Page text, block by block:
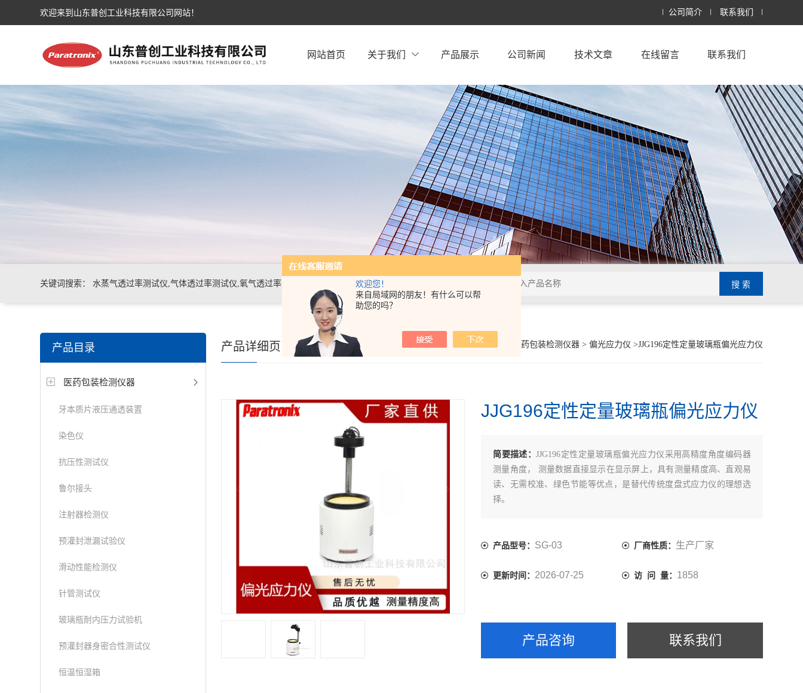
欢迎您！
来自局域网的朋友！有什么可以帮
助您的吗？
欢迎来到山东普创工业科技有限公司网站！ 公司简介 联系我们
网站首页 关于我们 产品展示 公司新闻 技术文章 在线留言 联系我们
关键词搜索： 水蒸气透过率测试仪,气体透过率测试仪,氧气透过率测试仪,接骨螺钉性能测试仪，导
管导丝滑动性能测试仪，密封仪，微泄漏密封测试仪，热封试验仪，包装耐压试验仪，电子拉力
机，泄漏与密封强度测试仪，透气度测试仪
产品目录
医药包装检测仪器
牙本质片液压通透装置
染色仪
抗压性测试仪
鲁尔接头
注射器检测仪
预灌封泄漏试验仪
滑动性能检测仪
针管测试仪
玻璃瓶耐内压力试验机
预灌封器身密合性测试仪
恒温恒湿箱
你的位置： 产品展示 医药包装检测仪器> 偏光应力仪 >JJG196定性定量玻璃瓶偏光应力仪
产品详细页
JJG196定性定量玻璃瓶偏光应力仪
简要描述：JJG196定性定量玻璃瓶偏光应力仪采用高精度角度编码器
测量角度， 测量数据直接显示在显示屏上，具有测量精度高、直观易
读、无需校准、绿色节能等优点，是替代传统度盘式应力仪的理想选
择。
产品型号： SG-03 厂商性质： 生产厂家
更新时间： 2026-07-25 访 问 量： 1858
产品咨询 联系我们